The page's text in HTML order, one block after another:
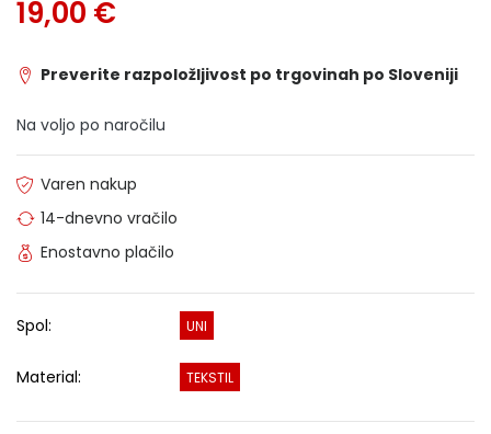
19,00 €
Preverite razpoložljivost po trgovinah po Sloveniji
Na voljo po naročilu
Varen nakup
14-dnevno vračilo
Enostavno plačilo
Spol: UNI
Material: TEKSTIL